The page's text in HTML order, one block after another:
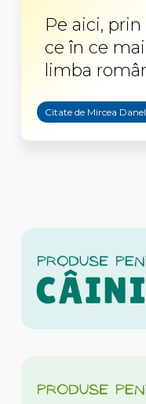
Pe aici,
ce în ce
limba
Citate de Mircea